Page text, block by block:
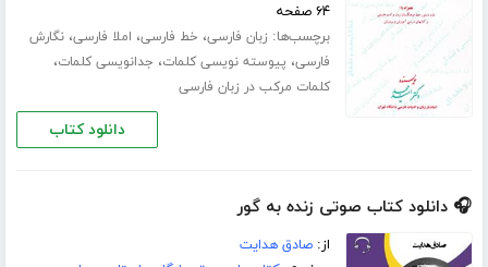
۶۴ صفحه
برچسب‌ها: زبان فارسی، خط فارسی، املا فارسی،نگارش
فارسی، پیوسته نویسی کلمات، جدانویسی کلمات،
کلمات مرکب در زبان فارسی
دانلود کتاب
🎧 دانلود کتاب صوتی زنده به گور
از:صادق هدایت